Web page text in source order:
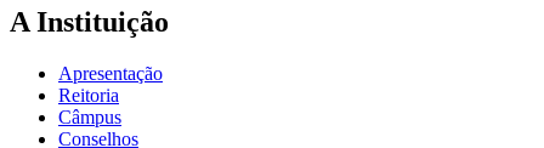
A Instituição
Apresentação
Reitoria
Câmpus
Conselhos